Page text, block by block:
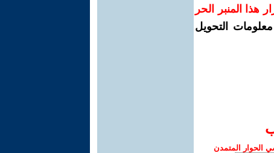
هذا المنبر الحر
التحويل
الحوار المتمدن